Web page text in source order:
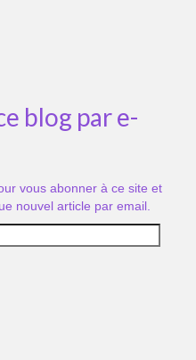
blog par e-
vous abonner à ce site et
nouvel article par email.